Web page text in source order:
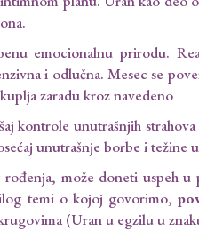
emocionalnu prirodu.
i odlučna. Mesec se
zaradu kroz navedeno
kontrole unutrašnjih
unutrašnje borbe i težine
može doneti uspeh
temi o kojoj govorimo,
(Uran u egzilu u